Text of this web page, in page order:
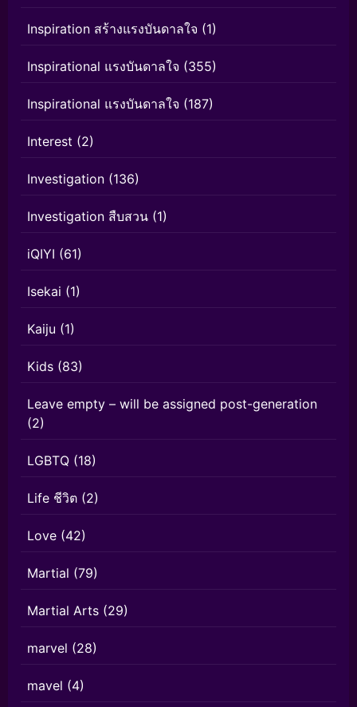
Inspiration สร้างแรงบันดาลใจ (1)
Inspirational แรงบันดาลใจ (355)
Inspirational แรงบันดาลใจ (187)
Interest (2)
Investigation (136)
Investigation สืบสวน (1)
iQIYI (61)
Isekai (1)
Kaiju (1)
Kids (83)
Leave empty – will be assigned post-generation
(2)
LGBTQ (18)
Life ชีวิต (2)
Love (42)
Martial (79)
Martial Arts (29)
marvel (28)
mavel (4)